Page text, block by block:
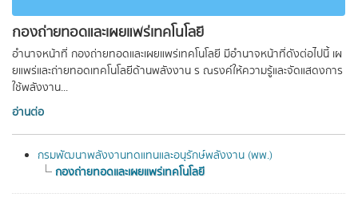
กองถ่ายทอดและเผยแพร่เทคโนโลยี
อำนาจหน้าที่ กองถ่ายทอดและเผยแพร่เทคโนโลยี มีอํานาจหน้าที่ดังต่อไปนี้ เผ
ยแพร่และถ่ายทอดเทคโนโลยีด้านพลังงาน ร ณรงค์ให้ความรู้และจัดแสดงการ
ใช้พลังงาน...
อ่านต่อ
กรมพัฒนาพลังงานทดแทนและอนุรักษ์พลังงาน (พพ.)
กองถ่ายทอดและเผยแพร่เทคโนโลยี